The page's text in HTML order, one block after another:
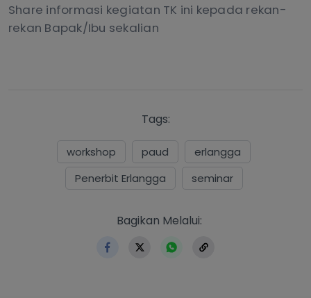
Share informasi kegiatan TK ini kepada rekan-
rekan Bapak/Ibu sekalian
Tags:
workshop paud
erlangga
Penerbit Erlangga
seminar
https://
Bagikan Melalui: